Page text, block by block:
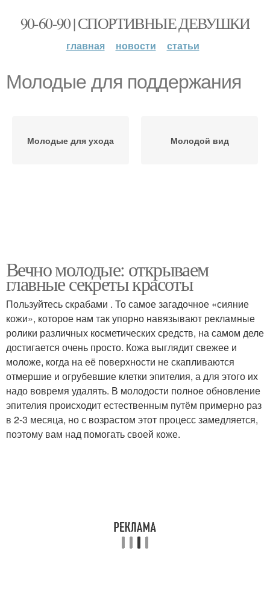
90-60-90 | СПОРТИВНЫЕ ДЕВУШКИ
главная новости статьи
Молодые для поддержания
Молодые для ухода Молодой вид
Вечно молодые: открываем
главные секреты красоты
Пользуйтесь скрабами . То самое загадочное «сияние
кожи», которое нам так упорно навязывают рекламные
ролики различных косметических средств, на самом деле
достигается очень просто. Кожа выглядит свежее и
моложе, когда на её поверхности не скапливаются
отмершие и огрубевшие клетки эпителия, а для этого их
надо вовремя удалять. В молодости полное обновление
эпителия происходит естественным путём примерно раз
в 2-3 месяца, но с возрастом этот процесс замедляется,
поэтому вам над помогать своей коже.